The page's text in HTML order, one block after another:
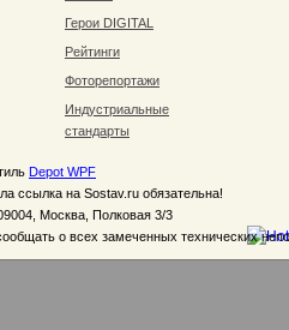
Герои DIGITAL
Рейтинги
Фоторепортажи
Индустриальные
стандарты
Depot WPF
ссылка на Sostav.ru обязательна!
Москва, Полковая 3/3
о всех замеченных технических